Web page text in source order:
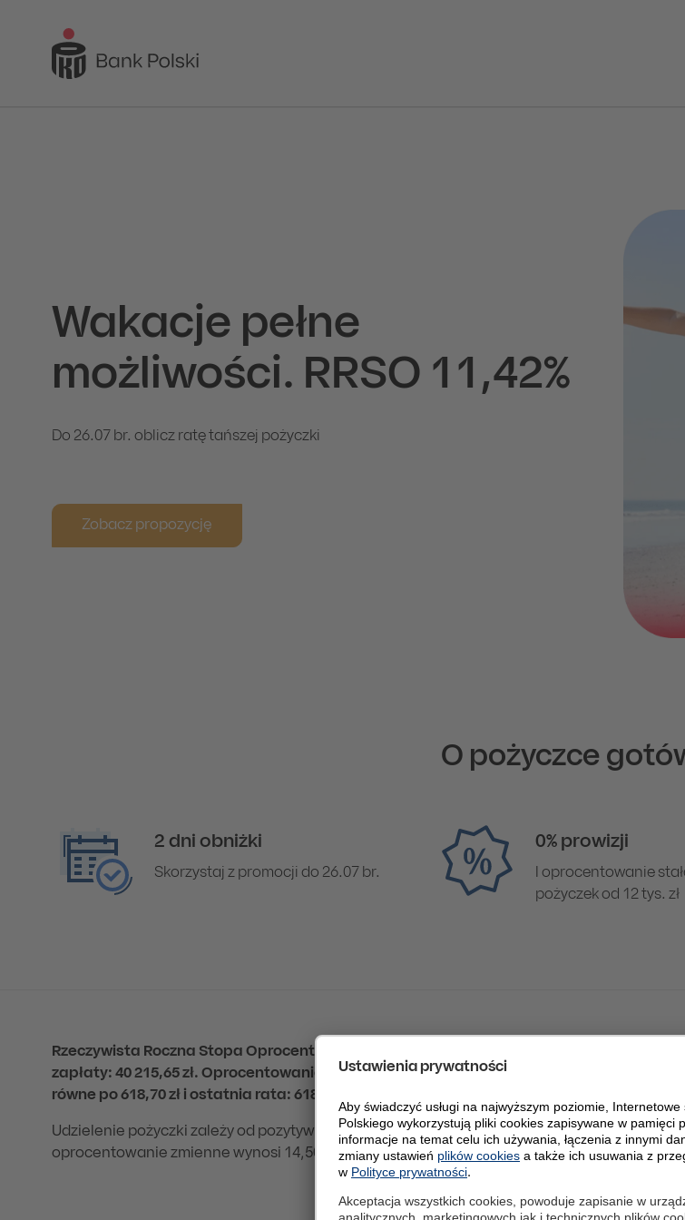
Wakacje pełne
możliwości. RRSO 11,42%
Do 26.07 br. oblicz ratę tańszej pożyczki
Zobacz propozycję
O pożyczce
2 dni obniżki
Skorzystaj z promocji do 26.07 br.
0% prowizji
I oprocentowanie
pożyczek od 12 tys. zł
Rzeczywista Roczna Stopa Oprocentowania (RRSO) wynosi 11,42%. Całkowita kwota
zapłaty: 40 215,65 zł. Oprocentowanie stałe: 10,85%. Całkowity koszt kredytu: 9 915,65
równe po 618,70 zł i ostatnia rata: 618,85 zł. Kalkulację przeprowadziliśmy 29.04.2026 r.
Udzielenie pożyczki zależy od pozytywnej oceny zdolności kredytowej. W przyszłości
oprocentowanie zmienne wynosi 14,50%. Szczegóły na temat pożyczki, w tym opłaty i